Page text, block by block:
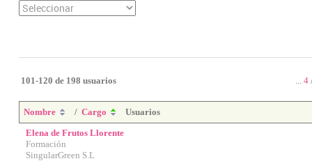
101-120 de 198 usuarios 4
Nombre / Cargo
Usuarios
Elena de Frutos Llorente
Formación
SingularGreen S.L